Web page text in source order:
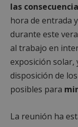
las
hora de entrada
durante este
al trabajo en
exposición solar,
disposición de
posibles para
La reunión ha